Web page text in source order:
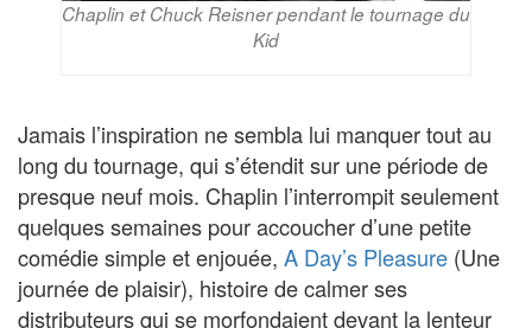
Chaplin et Chuck Reisner pendant le tournage du
Kid
Jamais l’inspiration ne sembla lui manquer tout au
long du tournage, qui s’étendit sur une période de
presque neuf mois. Chaplin l’interrompit seulement
quelques semaines pour accoucher d’une petite
comédie simple et enjouée, A Day’s Pleasure (Une
journée de plaisir), histoire de calmer ses
distributeurs qui se morfondaient devant la lenteur